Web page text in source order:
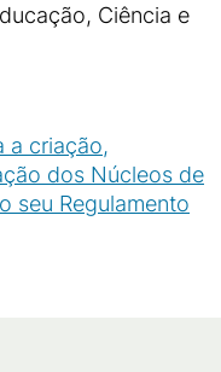
Ciência e
a criação,
dos Núcleos de
seu Regulamento